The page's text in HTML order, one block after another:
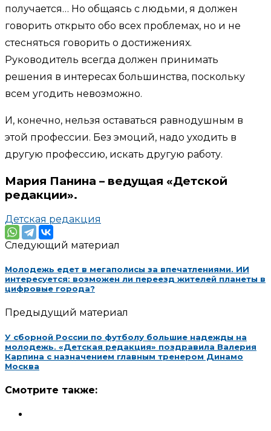
получается… Но общаясь с людьми, я должен
говорить открыто обо всех проблемах, но и не
стесняться говорить о достижениях.
Руководитель всегда должен принимать
решения в интересах большинства, поскольку
всем угодить невозможно.
И, конечно, нельзя оставаться равнодушным в
этой профессии. Без эмоций, надо уходить в
другую профессию, искать другую работу.
Мария Панина – ведущая «Детской
редакции».
Детская редакция
Следующий материал
Молодежь едет в мегаполисы за впечатлениями. ИИ
интересуется: возможен ли переезд жителей планеты в
цифровые города?
Предыдущий материал
У сборной России по футболу большие надежды на
молодежь. «Детская редакция» поздравила Валерия
Карпина с назначением главным тренером Динамо
Москва
Смотрите также: